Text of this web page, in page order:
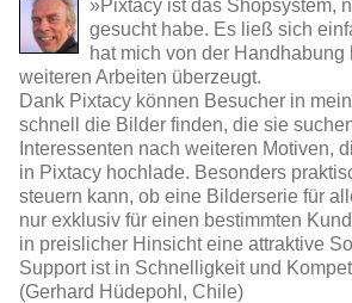
»Pixtacy ist das Shopsystem,
gesucht habe. Es ließ sich
hat mich von der Handhabung
weiteren Arbeiten überzeugt.
Dank Pixtacy können Besucher in
schnell die Bilder finden, die sie
Interessenten nach weiteren Motiven,
in Pixtacy hochlade. Besonders
steuern kann, ob eine Bilderserie für
nur exklusiv für einen bestimmten
in preislicher Hinsicht eine attraktive
Support ist in Schnelligkeit und
(Gerhard Hüdepohl, Chile)